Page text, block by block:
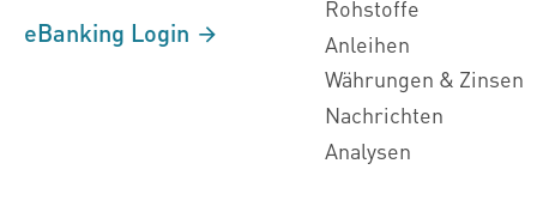
eBanking Login
Rohstoffe
Anleihen
Währungen & Zinsen
Nachrichten
Analysen